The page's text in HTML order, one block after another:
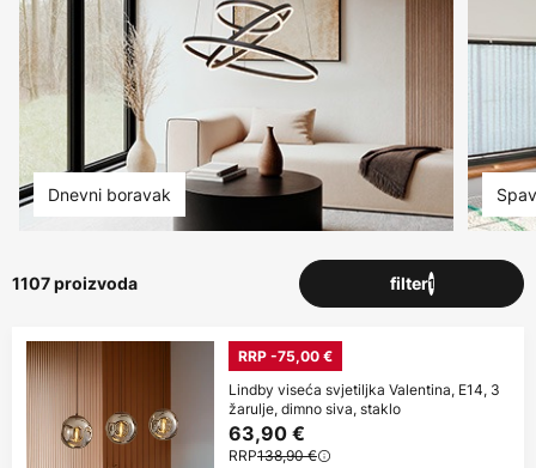
Dnevni boravak
1107 proizvoda filter1
RRP -75,00 €
Lindby viseća svjetiljka Valentina, E14, 3
žarulje, dimno siva, staklo
63,90 €
RRP138,90 €